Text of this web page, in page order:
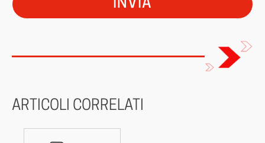
ARTICOLI CORRELATI